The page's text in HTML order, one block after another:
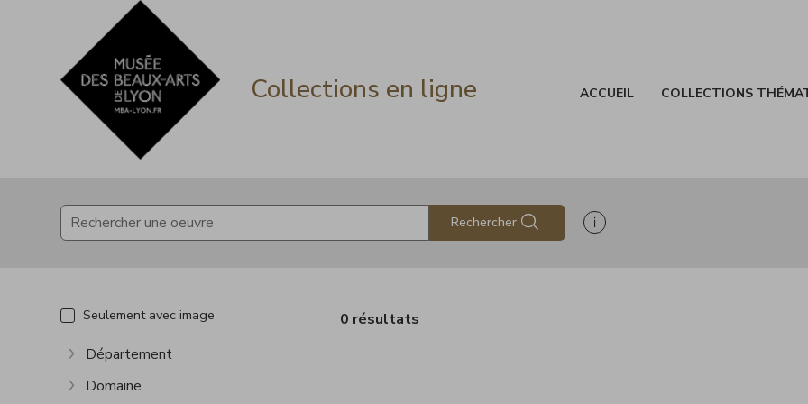
Accèder directement au contenu
Accèder directement au contenu
Collections en ligne ACCUEIL COLLECTIONS
Rechercher Afficher les informations d'aide à
Seulement avec image
Afficher plus
Département
Afficher plus
Domaine
0 résultats